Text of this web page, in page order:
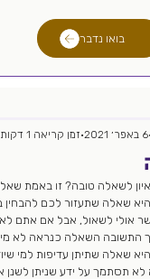
בואו נדבר
6 באפר׳ 2021 זמן קריאה 1 דקות
לשאלה טובה? זו באמת
שאלה שתעזור לכם להבחין
אולי לשאול, אבל אם אתם לא
התשובה השאלה כנראה לא
שאלה שתיתן עדיפות למי
תסתמך על ידע שניתן לשנן